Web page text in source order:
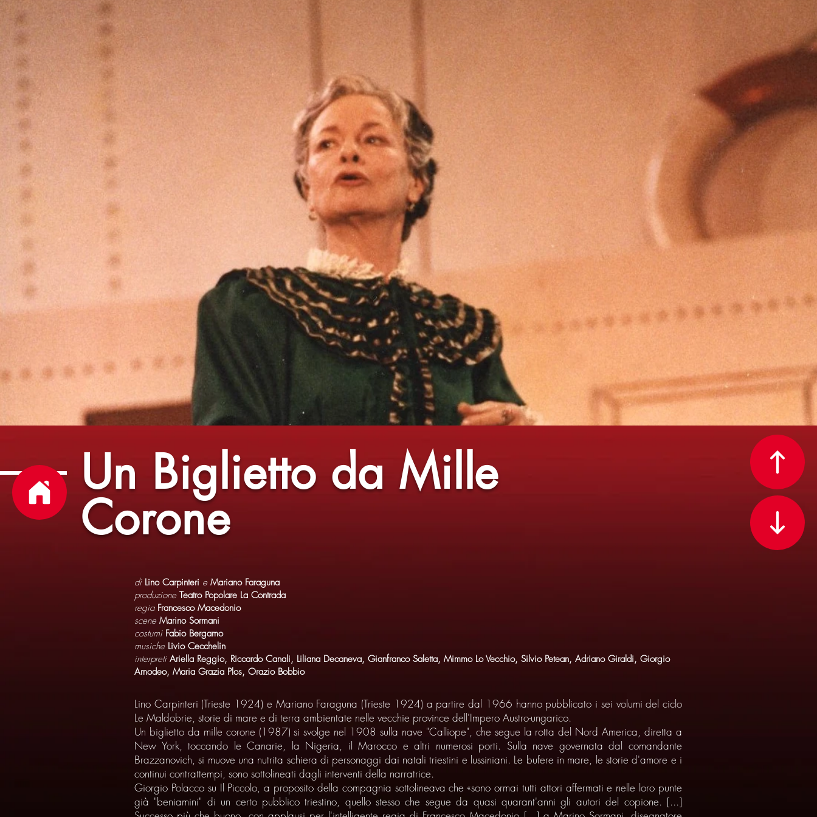
Un Biglietto da Mille
Corone
diLino Carpinteri e Mariano Faraguna
produzione Teatro Popolare La Contrada
regia Francesco Macedonio
scene Marino Sormani
costumi Fabio Bergamo
musiche Livio Cecchelin
interpreti Ariella Reggio, Riccardo Canali, Liliana Decaneva, Gianfranco Saletta, Mimmo Lo Vecchio, Silvio Petean, Adriano Giraldi, Giorgio
Amodeo, Maria Grazia Plos, Orazio Bobbio
Lino Carpinteri (Trieste 1924) e Mariano Faraguna (Trieste 1924) a partire dal 1966 hanno pubblicato i sei volumi del ciclo
Le Maldobrie, storie di mare e di terra ambientate nelle vecchie province dell'Impero Austro-ungarico.
Un biglietto da mille corone (1987) si svolge nel 1908 sulla nave "Calliope", che segue la rotta del Nord America, diretta a
New York, toccando le Canarie, la Nigeria, il Marocco e altri numerosi porti. Sulla nave governata dal comandante
Brazzanovich, si muove una nutrita schiera di personaggi dai natali triestini e lussiniani. Le bufere in mare, le storie d'amore e i
continui contrattempi, sono sottolineati dagli interventi della narratrice.
Giorgio Polacco su Il Piccolo, a proposito della compagnia sottolineava che «sono ormai tutti attori affermati e nelle loro punte
già "beniamini" di un certo pubblico triestino, quello stesso che segue da quasi quarant'anni gli autori del copione. [...]